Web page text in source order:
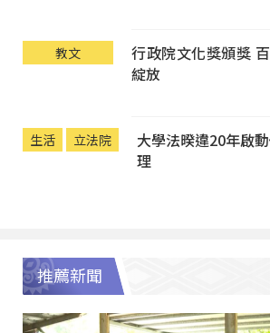
教文
行政院文化獎頒獎
綻放
生活 立法院
大學法暌違20年啟
理
推薦新聞